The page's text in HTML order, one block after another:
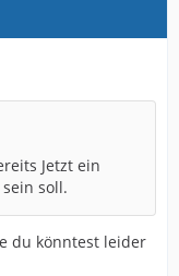
Jetzt ein
soll.
du könntest leider